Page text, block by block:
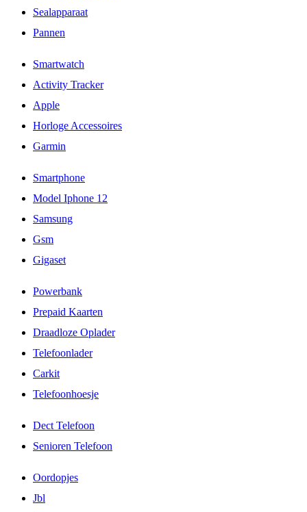
Sealapparaat
Pannen
Smartwatch
Activity Tracker
Apple
Horloge Accessoires
Garmin
Smartphone
Model Iphone 12
Samsung
Gsm
Gigaset
Powerbank
Prepaid Kaarten
Draadloze Oplader
Telefoonlader
Carkit
Telefoonhoesje
Dect Telefoon
Senioren Telefoon
Oordopjes
Jbl